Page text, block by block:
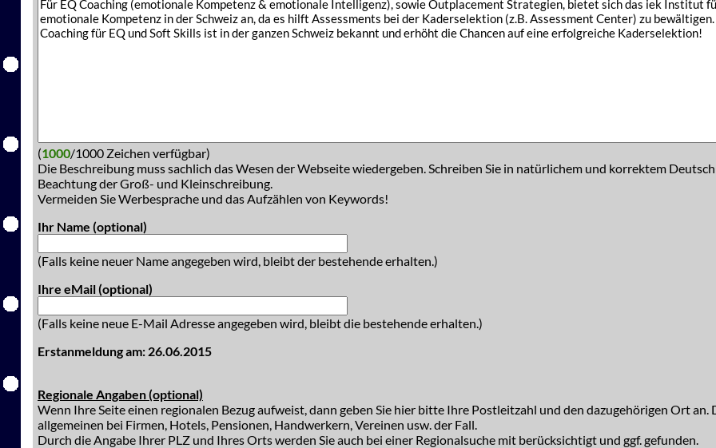
(1000/1000 Zeichen verfügbar)
Die Beschreibung muss sachlich das Wesen der Webseite wiedergeben. Schreiben Sie in natürlichem und korrektem
Beachtung der Groß- und Kleinschreibung.
Vermeiden Sie Werbesprache und das Aufzählen von Keywords!
Ihr Name (optional)
(Falls keine neuer Name angegeben wird, bleibt der bestehende erhalten.)
Ihre eMail (optional)
(Falls keine neue E-Mail Adresse angegeben wird, bleibt die bestehende erhalten.)
Erstanmeldung am: 26.06.2015
Regionale Angaben (optional)
Wenn Ihre Seite einen regionalen Bezug aufweist, dann geben Sie hier bitte Ihre Postleitzahl und den dazugehörigen Ort an.
allgemeinen bei Firmen, Hotels, Pensionen, Handwerkern, Vereinen usw. der Fall.
Durch die Angabe Ihrer PLZ und Ihres Orts werden Sie auch bei einer Regionalsuche mit berücksichtigt und ggf. gefunden.